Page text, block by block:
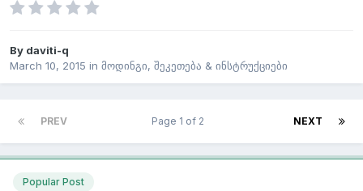
By daviti-q
March 10, 2015 in მოდინგი, შეკეთება & ინსტრუქციები
PREV NEXT
Page 1 of 2
Popular Post